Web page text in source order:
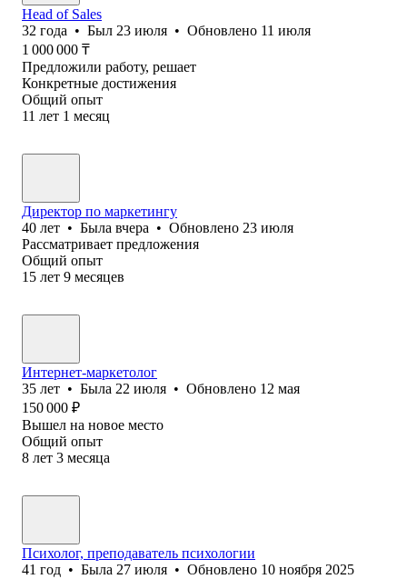
Head of Sales
32 года • Был 23 июля • Обновлено 11 июля
1 000 000 ₸
Предложили работу, решает
Конкретные достижения
Общий опыт
11 лет 1 месяц
Директор по маркетингу
40 лет • Была вчера • Обновлено 23 июля
Рассматривает предложения
Общий опыт
15 лет 9 месяцев
Интернет-маркетолог
35 лет • Была 22 июля • Обновлено 12 мая
150 000 ₽
Вышел на новое место
Общий опыт
8 лет 3 месяца
Психолог, преподаватель психологии
41 год • Была 27 июля • Обновлено 10 ноября 2025